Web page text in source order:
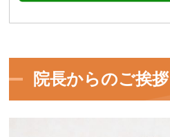
院長からのご挨拶